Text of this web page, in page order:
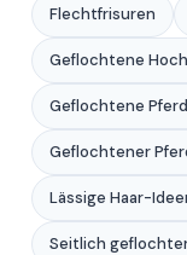
Flechtfrisuren
Geflochtene
Geflochtene
Geflochtener
Lässige Haar-
Seitlich